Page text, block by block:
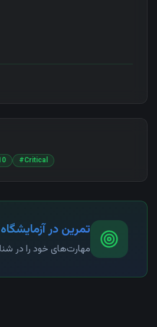
#Critical
تمرین در
مهارت‌های خود را در